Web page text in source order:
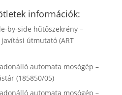
információk:
by-side hűtőszekrény –
útmutató (ART
automata mosógép –
(185850/05)
automata mosógép –